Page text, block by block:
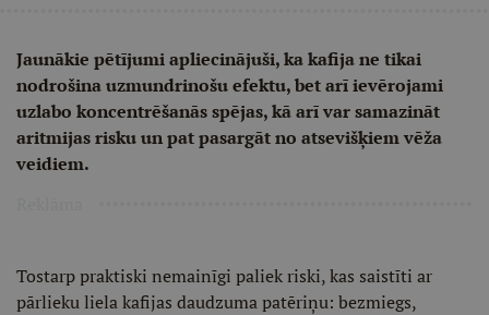
Jaunākie pētījumi apliecinājuši, ka kafija ne tikai
nodrošina uzmundrinošu efektu, bet arī ievērojami
uzlabo koncentrēšanās spējas, kā arī var samazināt
aritmijas risku un pat pasargāt no atsevišķiem vēža
veidiem.
Tostarp praktiski nemainīgi paliek riski, kas saistīti ar
pārlieku liela kafijas daudzuma patēriņu: bezmiegs,